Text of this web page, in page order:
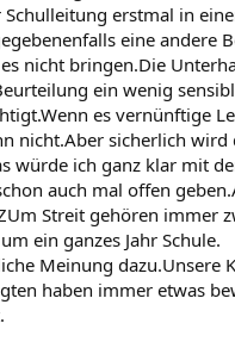
erstmal in
eine andere
nicht bringen.Die
ein wenig
es vernünftige
nicht.Aber sicherlich
würde ich ganz klar mit
auch mal offen
Streit gehören immer
ein ganzes Jahr Schule.
Meinung dazu.Unsere
haben immer etwas